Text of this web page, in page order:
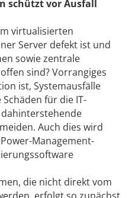
schützt vor Ausfall
virtualisierten
Server defekt ist und
sowie zentrale
sind? Vorrangiges
ist, Systemausfälle
für die IT-
Auch dies wird
Management-
die nicht direkt vom